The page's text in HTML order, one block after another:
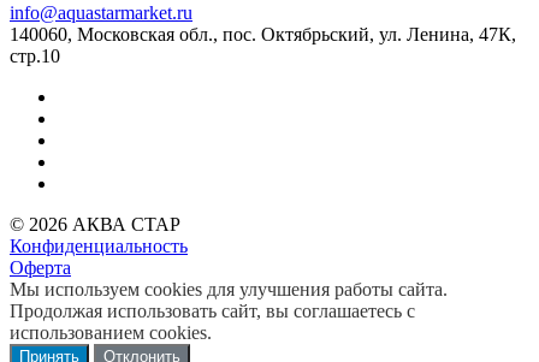
info@aquastarmarket.ru
140060, Московская обл., пос. Октябрьский, ул. Ленина, 47К,
стр.10
© 2026 АКВА СТАР
Конфиденциальность
Оферта
Мы используем cookies для улучшения работы сайта.
Продолжая использовать сайт, вы соглашаетесь с
использованием cookies.
Принять Отклонить